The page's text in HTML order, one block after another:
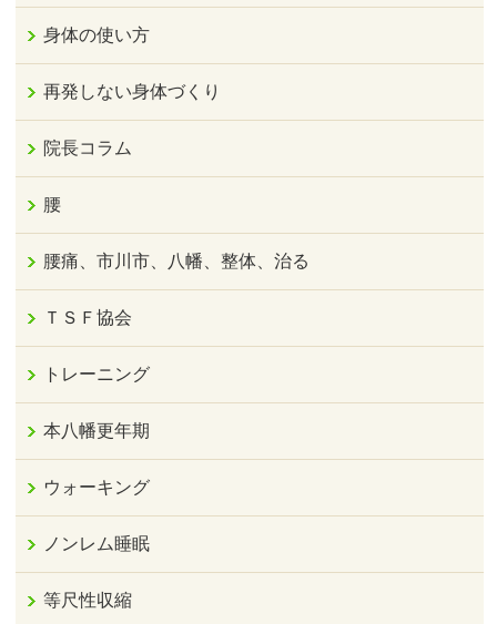
身体の使い方
再発しない身体づくり
院長コラム
腰
腰痛、市川市、八幡、整体、治る
ＴＳＦ協会
トレーニング
本八幡更年期
ウォーキング
ノンレム睡眠
等尺性収縮